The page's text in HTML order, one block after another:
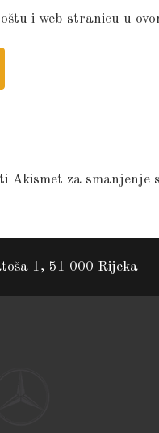
i web-stranicu u
Akismet za smanjenje
1, 51 000 Rijeka